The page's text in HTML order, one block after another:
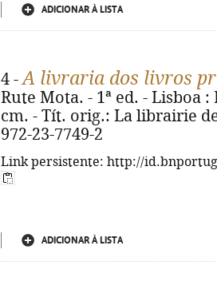
ADICIONAR À LISTA
4 -A livraria dos livros
Rute Mota. - 1ª ed. - Lisboa :
cm. - Tít. orig.: La librairie
972-23-7749-2
Link persistente: http://
ADICIONAR À LISTA